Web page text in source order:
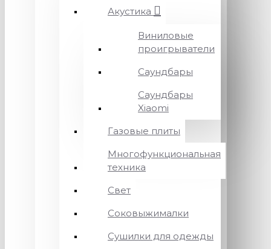
Акустика
Виниловые
проигрыватели
Саундбары
Саундбары
Xiaomi
Газовые плиты
Многофункциональная
техника
Свет
Соковыжималки
Сушилки для одежды